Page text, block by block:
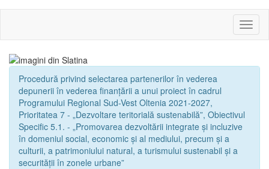
sau
Procedură privind selectarea partenerilor în vederea
depunerii în vederea finanțării a unui proiect în cadrul
Programului Regional Sud-Vest Oltenia 2021-2027,
Prioritatea 7 - „Dezvoltare teritorială sustenabilă”, Obiectivul
Specific 5.1. - „Promovarea dezvoltării integrate și incluzive
în domeniul social, economic și al mediului, precum și a
culturii, a patrimoniului natural, a turismului sustenabil și a
securității în zonele urbane”